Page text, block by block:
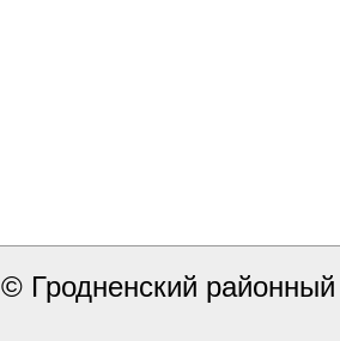
© Гродненский